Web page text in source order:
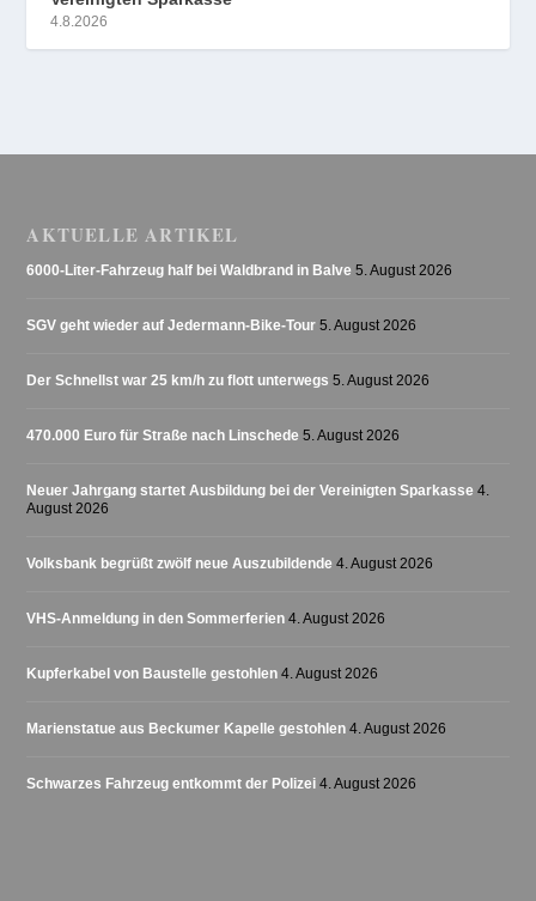
4.8.2026
AKTUELLE ARTIKEL
6000-Liter-Fahrzeug half bei Waldbrand in Balve 5. August 2026
SGV geht wieder auf Jedermann-Bike-Tour 5. August 2026
Der Schnellst war 25 km/h zu flott unterwegs 5. August 2026
470.000 Euro für Straße nach Linschede 5. August 2026
Neuer Jahrgang startet Ausbildung bei der Vereinigten Sparkasse 4.
August 2026
Volksbank begrüßt zwölf neue Auszubildende 4. August 2026
VHS-Anmeldung in den Sommerferien 4. August 2026
Kupferkabel von Baustelle gestohlen 4. August 2026
Marienstatue aus Beckumer Kapelle gestohlen 4. August 2026
Schwarzes Fahrzeug entkommt der Polizei 4. August 2026